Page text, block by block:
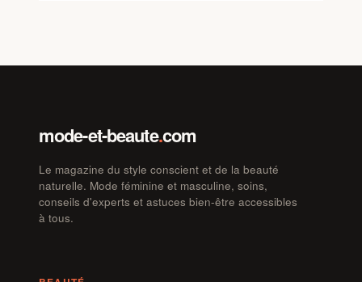
mode-et-beaute.com
Le magazine du style conscient et de la beauté
naturelle. Mode féminine et masculine, soins,
conseils d'experts et astuces bien-être accessibles
à tous.